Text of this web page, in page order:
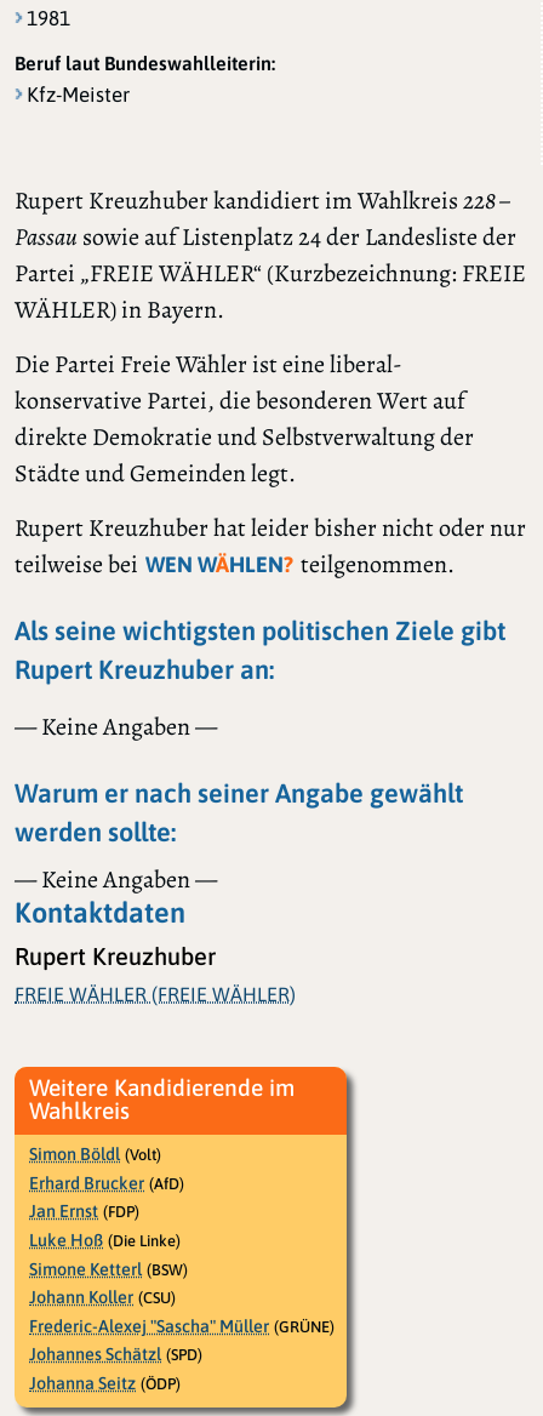
1981
Beruf laut Bundeswahlleiterin:
Kfz-Meister
Rupert Kreuzhuber kandidiert im Wahlkreis228 –
Passau sowie auf Listenplatz 24 der Landesliste der
Partei „FREIE WÄHLER“ (Kurzbezeichnung: FREIE
WÄHLER) in Bayern.
Die Partei Freie Wähler ist eine liberal-
konservative Partei, die besonderen Wert auf
direkte Demokratie und Selbstverwaltung der
Städte und Gemeinden legt.
Rupert Kreuzhuber hat leider bisher nicht oder nur
teilweise bei WEN WÄHLEN? teilgenommen.
Als seine wichtigsten politischen Ziele gibt
Rupert Kreuzhuber an:
— Keine Angaben —
Warum er nach seiner Angabe gewählt
werden sollte:
— Keine Angaben —
Kontaktdaten
Rupert Kreuzhuber
FREIE WÄHLER (FREIE WÄHLER)
Weitere Kandidierende im
Wahlkreis
Simon Böldl (Volt)
Erhard Brucker (AfD)
Jan Ernst (FDP)
Luke Hoß (Die Linke)
Simone Ketterl (BSW)
Johann Koller (CSU)
Frederic-Alexej "Sascha" Müller (GRÜNE)
Johannes Schätzl (SPD)
Johanna Seitz (ÖDP)